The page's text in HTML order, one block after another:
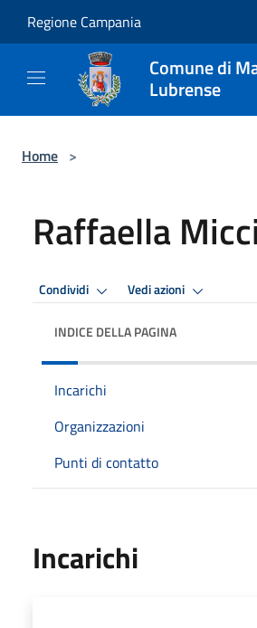
Regione Campania
Comune di
Lubrense
Home >
Raffaella
Condividi Vedi azioni
INDICE DELLA PAGINA
Incarichi
Organizzazioni
Punti di contatto
Incarichi